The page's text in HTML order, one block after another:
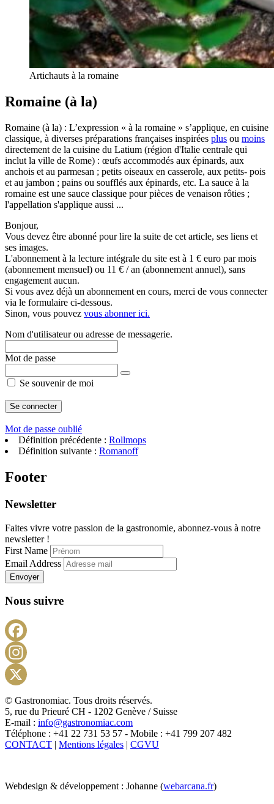
Artichauts à la romaine
Romaine (à la)
Romaine (à la) : L’expression « à la romaine » s’applique, en cuisine
classique, à diverses préparations françaises inspirées plus ou moins
directement de la cuisine du Latium (région d'Italie centrale qui
inclut la ville de Rome) : œufs accommodés aux épinards, aux
anchois et au parmesan ; petits oiseaux en casserole, aux petits- pois
et au jambon ; pains ou soufflés aux épinards, etc. La sauce à la
romaine est une sauce classique pour pièces de venaison rôties ;
l'appellation s'applique aussi ...
Bonjour,
Vous devez être abonné pour lire la suite de cet article, ses liens et
ses images.
L'abonnement à la lecture intégrale du site est à 1 € euro par mois
(abonnement mensuel) ou 11 € / an (abonnement annuel), sans
engagement aucun.
Si vous avez déjà un abonnement en cours, merci de vous connecter
via le formulaire ci-dessous.
Sinon, vous pouvez vous abonner ici.
Nom d'utilisateur ou adresse de messagerie.
Mot de passe
Se souvenir de moi
Mot de passe oublié
Définition précédente : Rollmops
Définition suivante : Romanoff
Footer
Newsletter
Faites vivre votre passion de la gastronomie, abonnez-vous à notre
newsletter !
First Name
Email Address
Envoyer
Nous suivre
X
© Gastronomiac. Tous droits réservés.
5, rue du Prieuré CH - 1202 Genève / Suisse
E-mail : info@gastronomiac.com
Téléphone : +41 22 731 53 57 - Mobile : +41 799 207 482
CONTACT | Mentions légales | CGVU
Webdesign & développement : Johanne (webarcana.fr)